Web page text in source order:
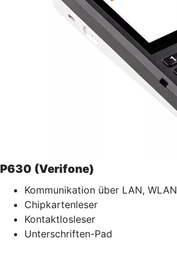
P630 (Verifone)
Kommunikation über LAN, WLAN
Chipkartenleser
Kontaktlosleser
Unterschriften-Pad